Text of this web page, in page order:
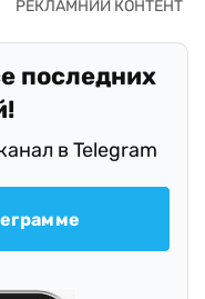
последних
в Telegram